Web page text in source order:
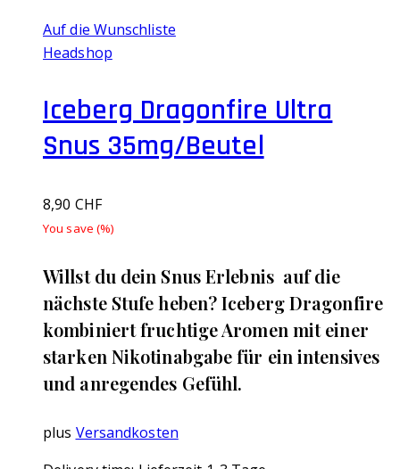
Auf die Wunschliste
Headshop
Iceberg Dragonfire Ultra
Snus 35mg/Beutel
8,90 CHF
You save (%)
Willst du dein Snus Erlebnis auf die
nächste Stufe heben? Iceberg Dragonfire
kombiniert fruchtige Aromen mit einer
starken Nikotinabgabe für ein intensives
und anregendes Gefühl.
plus Versandkosten